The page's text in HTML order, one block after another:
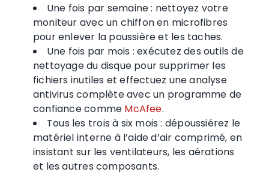
Une fois par semaine : nettoyez votre
moniteur avec un chiffon en microfibres
pour enlever la poussière et les taches.
Une fois par mois : exécutez des outils de
nettoyage du disque pour supprimer les
fichiers inutiles et effectuez une analyse
antivirus complète avec un programme de
confiance comme McAfee.
Tous les trois à six mois : dépoussiérez le
matériel interne à l’aide d’air comprimé, en
insistant sur les ventilateurs, les aérations
et les autres composants.